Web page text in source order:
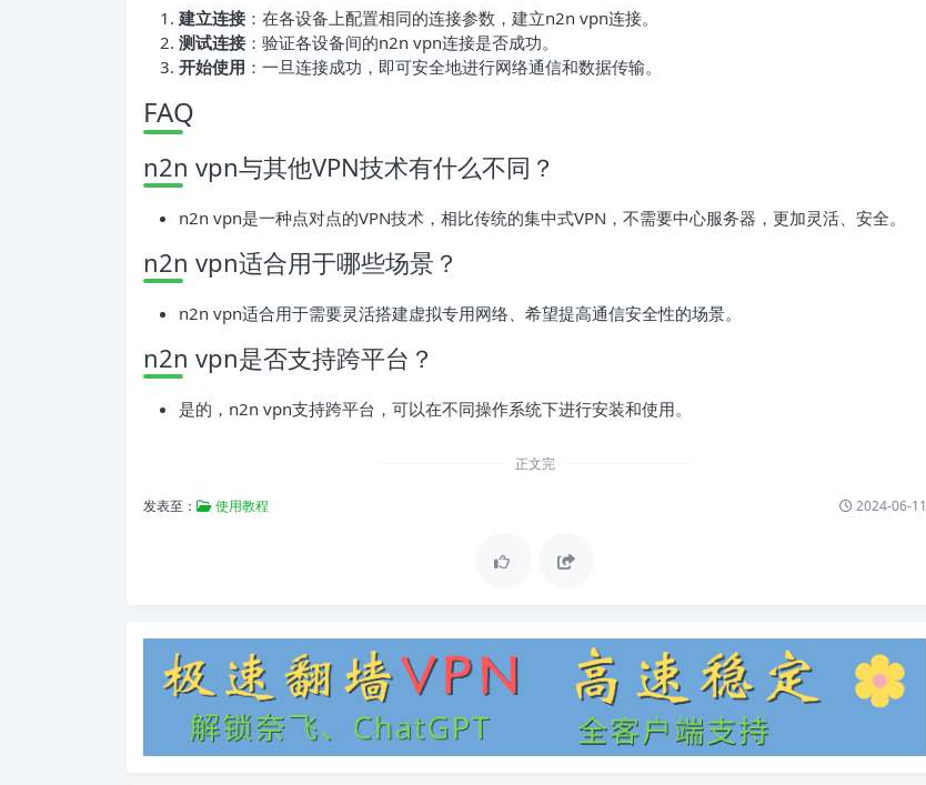
建立连接 ：在各设备上配置相同的连接参数，建立n2n vpn连接。
测试连接 ：验证各设备间的n2n vpn连接是否成功。
开始使用 ：一旦连接成功，即可安全地进行网络通信和数据传输。
FAQ
n2n vpn与其他VPN技术有什么不同？
n2n vpn是一种点对点的VPN技术，相比传统的集中式VPN，不需要中心服务器，更加灵活、安全。
n2n vpn适合用于哪些场景？
n2n vpn适合用于需要灵活搭建虚拟专用网络、希望提高通信安全性的场景。
n2n vpn是否支持跨平台？
是的，n2n vpn支持跨平台，可以在不同操作系统下进行安装和使用。
正文完
发表至： 使用教程 2024-06-11